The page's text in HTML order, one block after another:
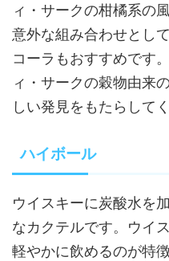
ィ・サークの柑橘系の
意外な組み合わせとし
コーラもおすすめです
ィ・サークの穀物由来
しい発見をもたらして
ハイボール
ウイスキーに炭酸水を
なカクテルです。ウイ
軽やかに飲めるのが特徴